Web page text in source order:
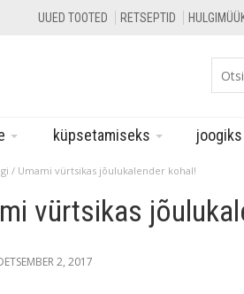
UUED TOOTED RETSEPTID
küpsetamiseks joogiks
/ Umami vürtsikas jõulukalender kohal!
vürtsikas
2, 2017